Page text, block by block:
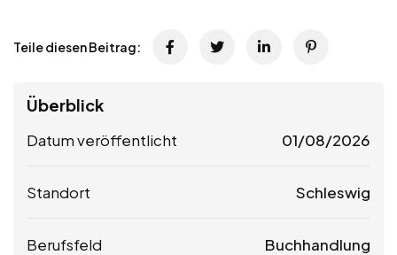
Teile diesen Beitrag:
Überblick
Datum veröffentlicht 01/08/2026
Standort Schleswig
Berufsfeld Buchhandlung